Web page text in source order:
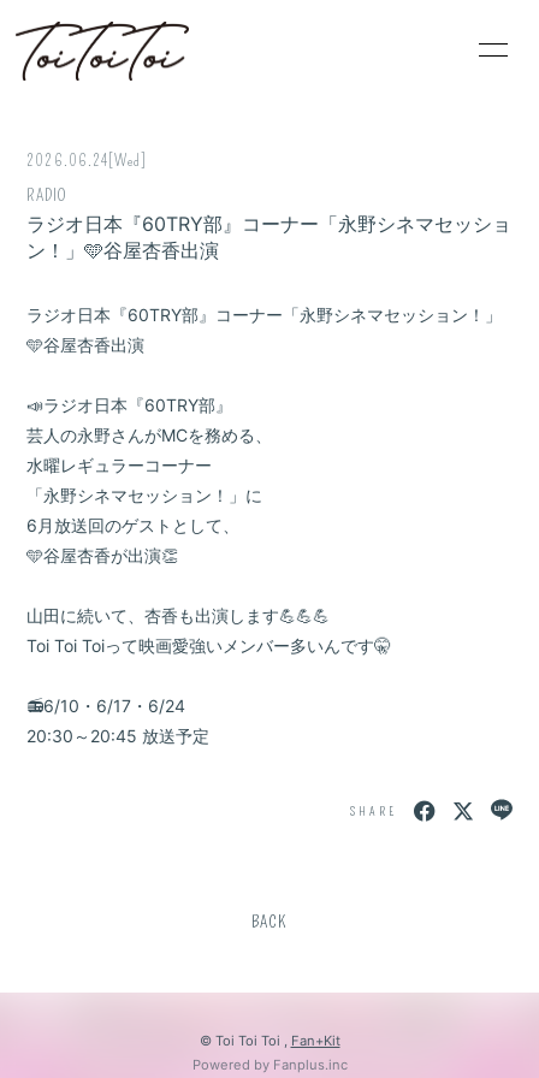
INFORMATION
DISCOGRAPHY
VIDEO
MOVIE
無料会員登録 ログイン
2026.06.24 [Wed]
RADIO
ラジオ日本『60TRY部』コーナー「永野シネマセッショ
ン！」🩵谷屋杏香出演
ラジオ日本『60TRY部』コーナー「永野シネマセッション！」
🩵谷屋杏香出演
📣ラジオ日本『60TRY部』
芸人の永野さんがMCを務める、
水曜レギュラーコーナー
「永野シネマセッション！」に
6月放送回のゲストとして、
🩵谷屋杏香が出演👏
山田に続いて、杏香も出演します💪💪💪
Toi Toi Toiって映画愛強いメンバー多いんです🤫
📻6/10・6/17・6/24
20:30～20:45 放送予定
SHARE
BACK
© Toi Toi Toi , Fan+Kit
Powered by Fanplus.inc